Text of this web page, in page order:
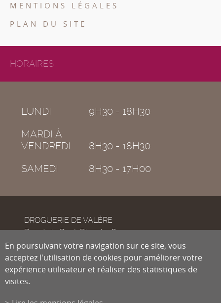
MENTIONS LÉGALES
PLAN DU SITE
HORAIRES
LUNDI
9H30 - 18H30
MARDI À
VENDREDI
8H30 - 18H30
SAMEDI
8H30 - 17H00
DROGUERIE DE VALÈRE
Rue de la Dent-Blanche 8
CH-1950
Sion
Tél.
En poursuivant votre navigation sur ce site, vous
acceptez l'utilisation de cookies pour améliorer votre
expérience utilisateur et réaliser des statistiques de
visites.